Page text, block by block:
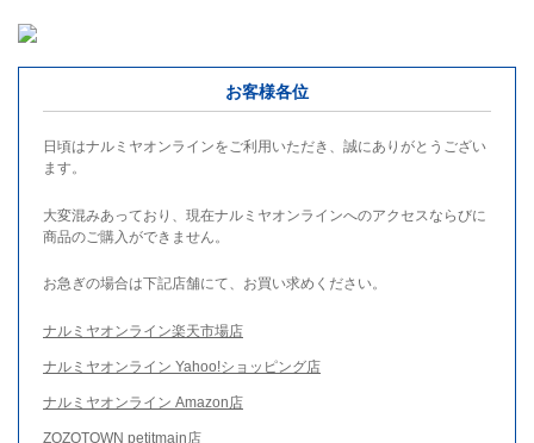
お客様各位
日頃はナルミヤオンラインをご利用いただき、誠にありがとうござい
ます。
大変混みあっており、現在ナルミヤオンラインへのアクセスならびに
商品のご購入ができません。
お急ぎの場合は下記店舗にて、お買い求めください。
ナルミヤオンライン楽天市場店
ナルミヤオンライン Yahoo!ショッピング店
ナルミヤオンライン Amazon店
ZOZOTOWN petitmain店